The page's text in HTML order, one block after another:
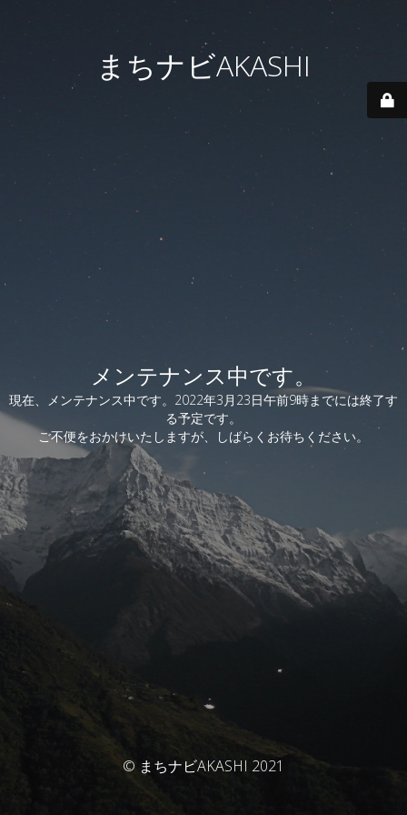
まちナビAKASHI
メンテナンス中です。
現在、メンテナンス中です。2022年3月23日午前9時までには終了す
る予定です。
ご不便をおかけいたしますが、しばらくお待ちください。
© まちナビAKASHI 2021